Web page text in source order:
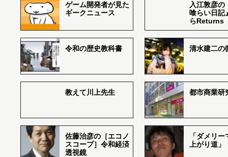
ゲーム開発者が見た
ギークニュース
入江敦彦の
喰らい日記
らReturns
令和の歴史教科書 清水建二の
教えて川上先生 都市商業研
佐藤治彦の［エコノ
スコープ］令和経済
透視鏡
「ダメリ
上がり道」